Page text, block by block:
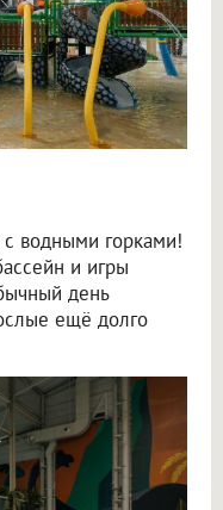
с водными горками!
и игры
день
ещё долго